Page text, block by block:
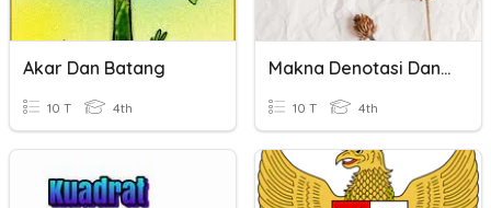
Akar Dan Batang
10 T 4th
Makna Denotasi Dan Konotasi
10 T 4th